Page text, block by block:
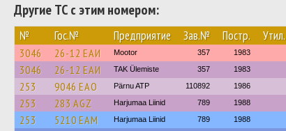
Другие ТС с этим номером:
№ Гос.№ Предприятие Зав.№ Постр. Утил.
3046 26-12 ЕАИ Mootor 357 1983
3046 26-12 ЕАИ TAK Ülemiste 357 1983
253 9046 ЕАО Pärnu ATP 110892 1986
253 283 AGZ Harjumaa Liinid 789 1988
253 5210 ЕАМ Harjumaa Liinid 789 1988